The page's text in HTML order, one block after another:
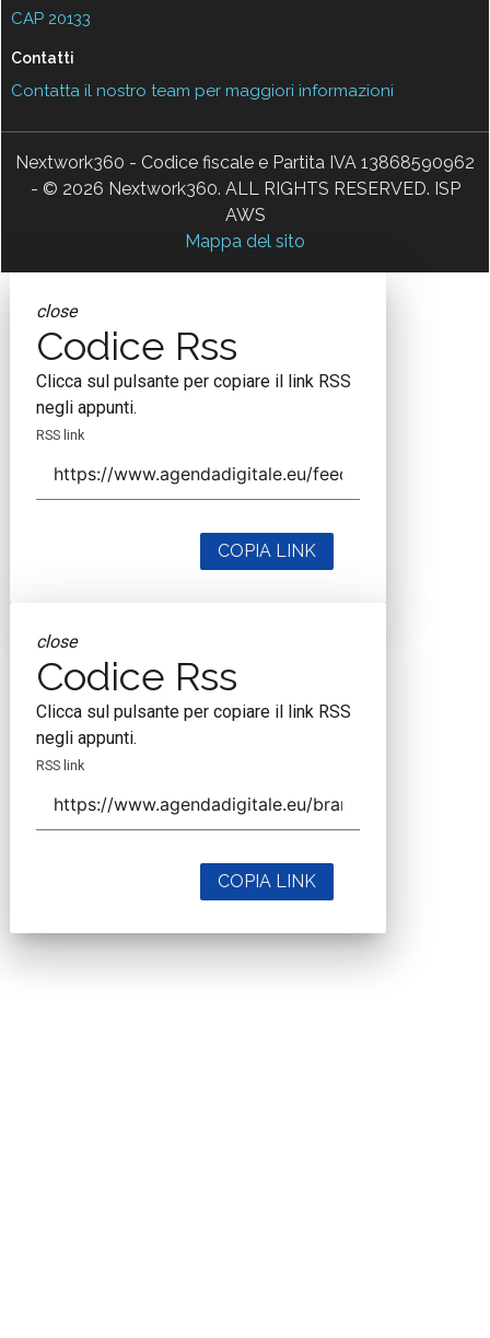
CAP 20133
Contatti
Contatta il nostro team per maggiori informazioni
Nextwork360 - Codice fiscale e Partita IVA 13868590962
- © 2026 Nextwork360. ALL RIGHTS RESERVED. ISP
AWS
Mappa del sito
close
Codice Rss
Clicca sul pulsante per copiare il link RSS
negli appunti.
RSS link
COPIA LINK
close
Codice Rss
Clicca sul pulsante per copiare il link RSS
negli appunti.
RSS link
COPIA LINK